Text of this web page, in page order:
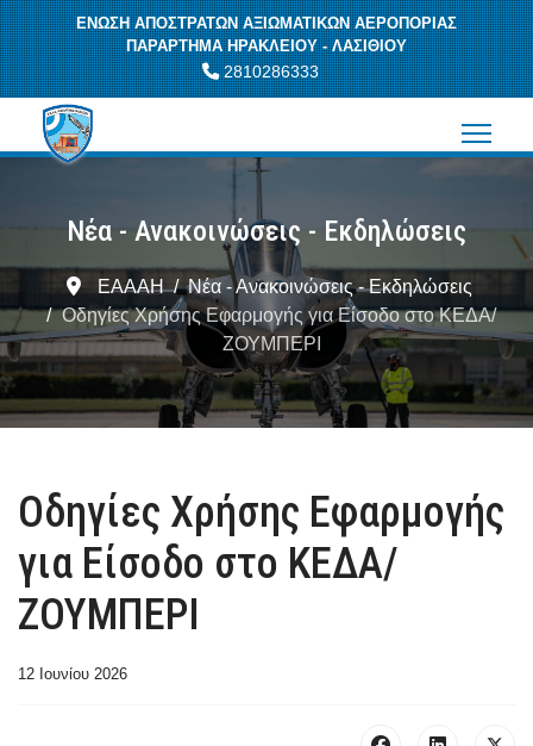
ΕΝΩΣΗ ΑΠΟΣΤΡΑΤΩΝ ΑΞΙΩΜΑΤΙΚΩΝ ΑΕΡΟΠΟΡΙΑΣ
ΠΑΡΑΡΤΗΜΑ ΗΡΑΚΛΕΙΟΥ - ΛΑΣΙΘΙΟΥ
2810286333
Νέα - Ανακοινώσεις - Εκδηλώσεις
ΕΑΑΑΗ
Νέα - Ανακοινώσεις - Εκδηλώσεις
Οδηγίες Χρήσης Εφαρμογής για Είσοδο στο ΚΕΔΑ/
ΖΟΥΜΠΕΡΙ
Οδηγίες Χρήσης Εφαρμογής
για Είσοδο στο ΚΕΔΑ/
ΖΟΥΜΠΕΡΙ
12 Ιουνίου 2026